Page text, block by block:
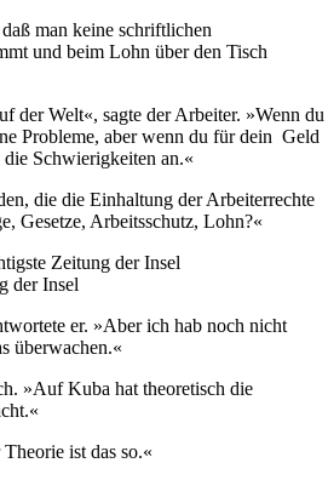
man keine schriftlichen
und beim Lohn über den Tisch
der Welt«, sagte der Arbeiter. »Wenn du
Probleme, aber wenn du für dein Geld
Schwierigkeiten an.«
die die Einhaltung der Arbeiterrechte
Gesetze, Arbeitsschutz, Lohn?«
der Insel
er. »Aber ich hab noch nicht
überwachen.«
»Auf Kuba hat theoretisch die
ist das so.«